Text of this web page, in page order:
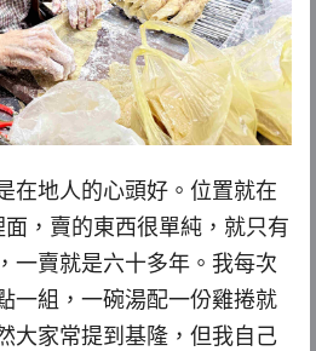
在地人的心頭好。位置就在
，賣的東西很單純，就只有
一賣就是六十多年。我每次
一組，一碗湯配一份雞捲就
大家常提到基隆，但我自己